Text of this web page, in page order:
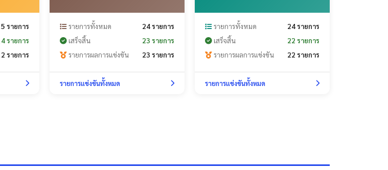
รายการ
รายการ
รายการ
รายการทั้งหมด
24 รายการ
เสร็จสิ้น
23 รายการ
รายการผลการแข่งขัน
23 รายการ
รายการแข่งขันทั้งหมด
รายการทั้งหมด
24 รายการ
เสร็จสิ้น
22 รายการ
รายการผลการแข่งขัน
22 รายการ
รายการแข่งขันทั้งหมด